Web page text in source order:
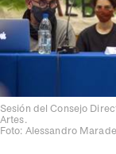
Sesión del Consejo
Artes.
Foto: Alessandro